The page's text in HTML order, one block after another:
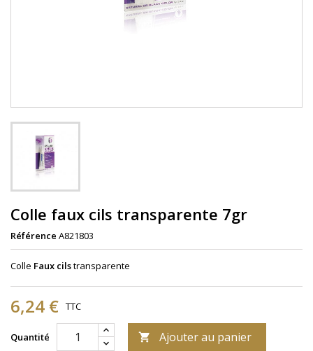
Colle faux cils transparente 7gr
Référence A821803
Colle Faux cilstransparente
6,24 € TTC
Quantité  Ajouter au panier